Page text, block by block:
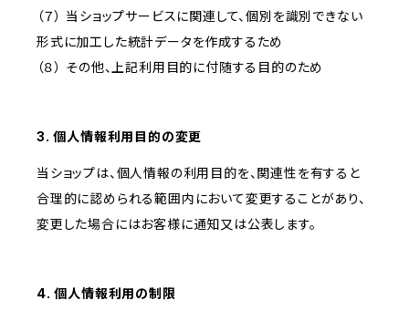
（７） 当ショップサービスに関連して、個別を識別できない
形式に加工した統計データを作成するため
（８） その他、上記利用目的に付随する目的のため
3. 個人情報利用目的の変更
当ショップは、個人情報の利用目的を、関連性を有すると
合理的に認められる範囲内において変更することがあり、
変更した場合にはお客様に通知又は公表します。
4. 個人情報利用の制限